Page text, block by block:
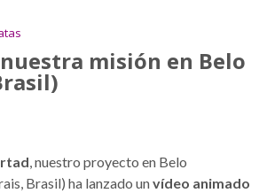
misión en Belo
, nuestro proyecto en Belo
Brasil) ha lanzado unvídeo animado